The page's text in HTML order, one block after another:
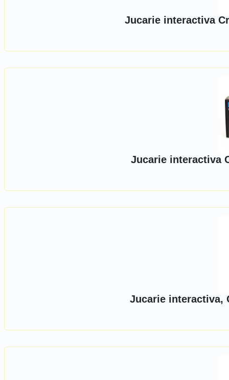
Jucarie interactiva
Jucarie interactiva
Jucarie interactiva,